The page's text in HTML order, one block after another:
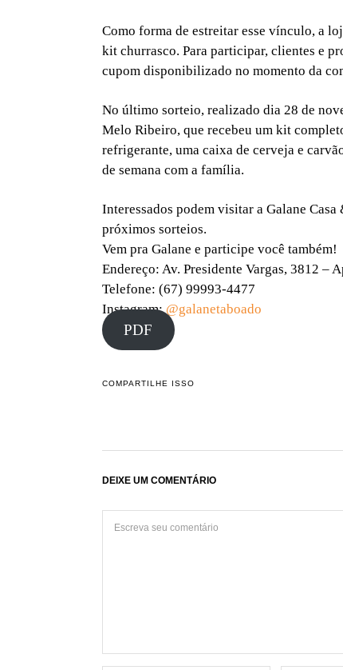
Como forma de estreitar esse vínculo, a
kit churrasco. Para participar, clientes e
cupom disponibilizado no momento da
No último sorteio, realizado dia 28 de
Melo Ribeiro, que recebeu um kit
refrigerante, uma caixa de cerveja e
de semana com a família.
Interessados podem visitar a Galane
próximos sorteios.
Vem pra Galane e participe você também!
Endereço: Av. Presidente Vargas, 3812 –
Telefone: (67) 99993-4477
Instagram:@galanetaboado
PDF
COMPARTILHE ISSO
DEIXE UM COMENTÁRIO